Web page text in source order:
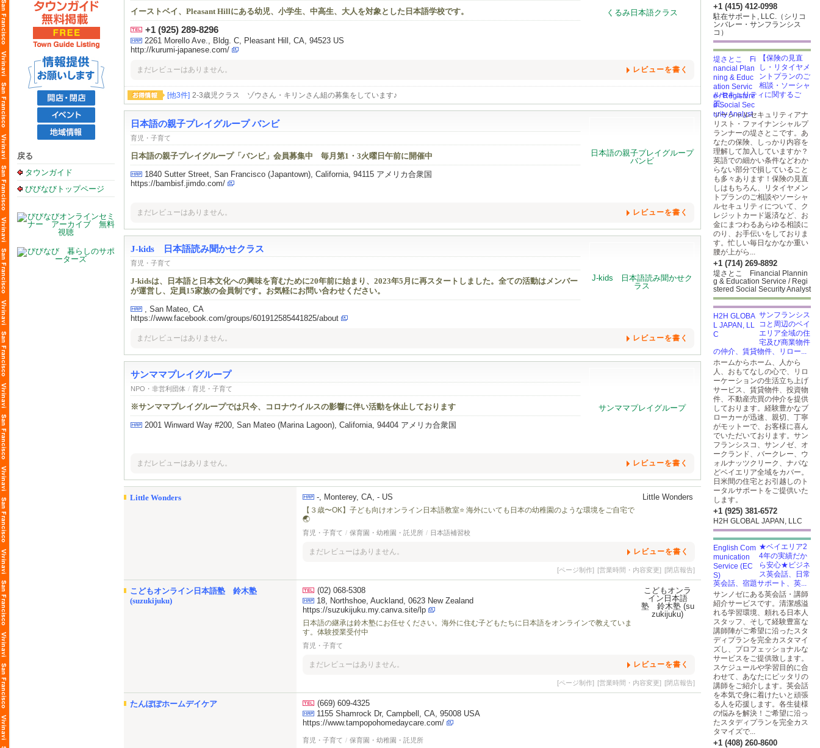
戻る
タウンガイド
びびなびトップページ
イーストベイ、Pleasant Hillにある幼児、小学生、中高生、大人を対象とした日本語学校です。
+1 (925) 289-8296
2261 Morello Ave., Bldg. C, Pleasant Hill, CA, 94523 US
http://kurumi-japanese.com/
まだレビューはありません。 レビューを書く
[他3件] 2-3歳児クラス ゾウさん・キリンさん組の募集をしています♪
日本語の親子プレイグループ バンビ
育児・子育て
日本語の親子プレイグループ「バンビ」会員募集中 毎月第1・3火曜日午前に開催中
1840 Sutter Street, San Francisco (Japantown), California, 94115 アメリカ合衆国
https://bambisf.jimdo.com/
まだレビューはありません。 レビューを書く
J-kids 日本語読み聞かせクラス
育児・子育て
J-kidsは、日本語と日本文化への興味を育むために20年前に始まり、2023年5月に再スタートしました。全ての活動はメンバー
が運営し、定員15家族の会員制です。お気軽にお問い合わせください。
, San Mateo, CA
https://www.facebook.com/groups/601912585441825/about
まだレビューはありません。 レビューを書く
サンママプレイグループ
NPO・非営利団体 / 育児・子育て
※サンママプレイグループでは只今、コロナウイルスの影響に伴い活動を休止しております
2001 Winward Way #200, San Mateo (Marina Lagoon), California, 94404 アメリカ合衆国
まだレビューはありません。 レビューを書く
Little Wonders -, Monterey, CA, - US
【３歳〜OK】子ども向けオンライン日本語教室⭐️ 海外にいても日本の幼稚園のような環境をご自宅で
🌏
育児・子育て / 保育園・幼稚園・託児所 / 日本語補習校
まだレビューはありません。 レビューを書く
[ページ制作] [営業時間・内容変更] [閉店報告]
こどもオンライン日本語塾 鈴木塾
(suzukijuku)
(02) 068-5308
18, Northshoe, Auckland, 0623 New Zealand
https://suzukijuku.my.canva.site/lp
日本語の継承は鈴木塾にお任せください。海外に住む子どもたちに日本語をオンラインで教えていま
す。体験授業受付中
育児・子育て
まだレビューはありません。 レビューを書く
[ページ制作] [営業時間・内容変更] [閉店報告]
たんぽぽホームデイケア
(669) 609-4325
1155 Shamrock Dr, Campbell, CA, 95008 USA
https://www.tampopohomedaycare.com/
育児・子育て / 保育園・幼稚園・託児所
+1 (415) 412-0998
駐在サポート, LLC.（シリコ
ンバレー・サンフランシス
コ）
【保険の見直
し・リタイヤメ
ントプランのご
相談・ソーシャ
ルセキュリティに関するご
質...
ソーシャルセキュリティアナ
リスト・ファイナンシャルプ
ランナーの堤さとこです。あ
なたの保険、しっかり内容を
理解して加入していますか？
英語での細かい条件などわか
らない部分で損していること
も多々あります！保険の見直
しはもちろん、リタイヤメン
トプランのご相談やソーシャ
ルセキュリティについて、ク
レジットカード返済など、お
金にまつわるあらゆる相談に
のり、お手伝いをしておりま
す。忙しい毎日なかなか重い
腰が上がら...
+1 (714) 269-8892
堤さとこ Financial Plannin
g & Education Service / Regi
stered Social Security Analyst
サンフランシス
コと周辺のベイ
エリア全域の住
宅及び商業物件
の仲介、賃貸物件、リロー...
ホームからホーム、人から
人、おもてなしの心で、リロ
ーケーションの生活立ち上げ
サービス、賃貸物件、投資物
件、不動産売買の仲介を提供
しております。経験豊かなブ
ローカーが迅速、親切、丁寧
がモットーで、お客様に喜ん
でいただいております。サン
フランシスコ、サンノゼ、オ
ークランド、バークレー、ウ
ォルナッツクリーク、ナパな
どベイエリア全域をカバー。
日米間の住宅とお引越しのト
ータルサポートをご提供いた
します。
+1 (925) 381-6572
H2H GLOBAL JAPAN, LLC
★ベイエリア2
4年の実績だか
ら安心★ビジネ
ス英会話、日常
英会話、宿題サポート、英...
サンノゼにある英会話・講師
紹介サービスです。清潔感溢
れる学習環境、頼れる日本人
スタッフ、そして経験豊富な
講師陣がご希望に沿ったスタ
ディプランを完全カスタマイ
ズし、プロフェッショナルな
サービスをご提供致します。
スケジュールや学習目的に合
わせて、あなたにピッタリの
講師をご紹介します。英会話
を本気で身に着けたいと頑張
る人を応援します。各生徒様
の悩みを解決！ご希望に沿っ
たスタディプランを完全カス
タマイズで...
+1 (408) 260-8600